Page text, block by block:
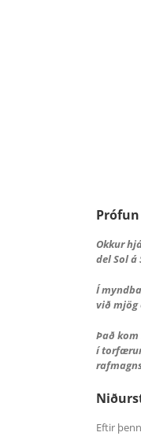
Okkur
del Sol á
Í
við
Það
í
Eftir